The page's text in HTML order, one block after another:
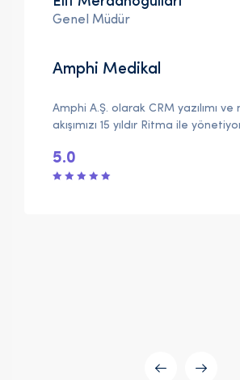
Genel Müdür
Amphi Medikal
Amphi A.Ş. olarak CRM yazılımı
akışımızı 15 yıldır Ritma ile
5.0